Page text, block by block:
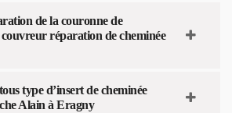
de la couronne de
réparation de cheminée
type d’insert de cheminée
Alain à Eragny